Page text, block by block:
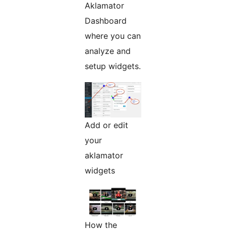
Aklamator
Dashboard
where you can
analyze and
setup widgets.
Add or edit
your
aklamator
widgets
How the